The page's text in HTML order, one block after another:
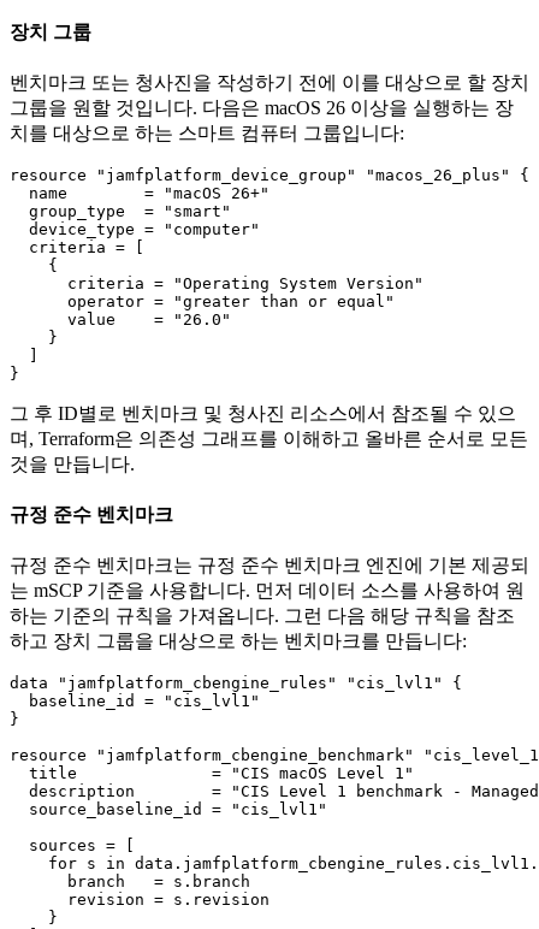
장치 그룹
벤치마크 또는 청사진을 작성하기 전에 이를 대상으로 할 장치
그룹을 원할 것입니다. 다음은 macOS 26 이상을 실행하는 장
치를 대상으로 하는 스마트 컴퓨터 그룹입니다:
resource "jamfplatform_device_group" "macos_26_plus" {
  name        = "macOS 26+"
  group_type  = "smart"
  device_type = "computer"
  criteria = [
    {
      criteria = "Operating System Version"
      operator = "greater than or equal"
      value    = "26.0"
    }
그 후 ID별로 벤치마크 및 청사진 리소스에서 참조될 수 있으
며, Terraform은 의존성 그래프를 이해하고 올바른 순서로 모든
것을 만듭니다.
규정 준수 벤치마크
규정 준수 벤치마크는 규정 준수 벤치마크 엔진에 기본 제공되
는 mSCP 기준을 사용합니다. 먼저 데이터 소스를 사용하여 원
하는 기준의 규칙을 가져옵니다. 그런 다음 해당 규칙을 참조
하고 장치 그룹을 대상으로 하는 벤치마크를 만듭니다:
data "jamfplatform_cbengine_rules" "cis_lvl1" {
  baseline_id = "cis_lvl1"
}
resource "jamfplatform_cbengine_benchmark"
  title              = "CIS macOS Level 1"
description        = "CIS Level 1 benchmark -
  source_baseline_id = "cis_lvl1"
  sources = [
for s in
      branch   = s.branch
      revision = s.revision
    }